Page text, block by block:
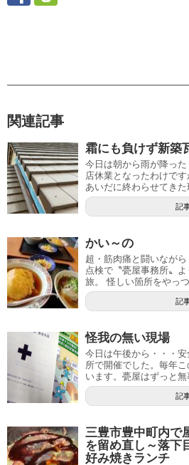
関連記事
霜にも負けず新築
今日は朝から雨が降っ
店休業となったわけで
あいだに終わらせてきた
記
かい～の
超・筋肉痛と闘いなが
点検で〝甍屋事務所〟
旅。 怪しい箇所をやっ
記
怪我の無い現場
今日は午後から・・・
所で開催でした。毎年
います。甍屋はずっと無
記
三豊市豊中町内で
を留め直し～落下
好み焼きランチ